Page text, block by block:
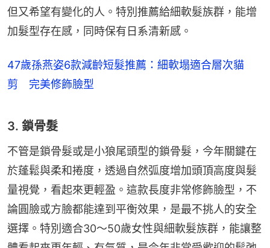
但又希望有變化的人。特別推薦給細軟髮族群，能增
加髮型存在感，同時保有日系清新感。
47歲孫燕姿6款減齡短髮推薦：細軟塌適合層次貓
剪 完美修飾臉型
3. 鎖骨髮
不管是鎖骨髮或是小狼尾頭型的鎖骨髮，今年關鍵在
於蓬鬆與柔和捲度，透過自然弧度增加頭頂高度與髮
量視覺，看起來更輕盈。這款長度非常修飾臉型，不
論圓臉或方臉都能達到平衡效果，是最不挑人的安全
選擇。特別適合30～50歲女性與細軟髮族群，能讓整